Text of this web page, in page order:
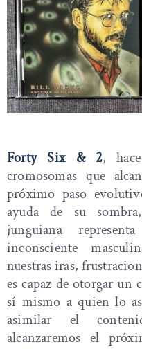
Forty Six & 2,
cromosomas que
próximo paso
ayuda de su
junguiana
inconsciente
nuestras iras,
es capaz de otorgar
sí mismo a quien lo
asimilar el
alcanzaremos el